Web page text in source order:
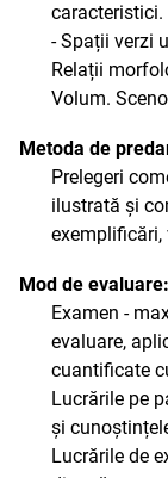
caracteristici.
- Spații verzi
Relații
Volum.
Metoda de
Prelegeri
ilustrată și
exemplificări,
Mod de evaluare:
Examen -
evaluare,
cuantificate
Lucrările pe
și
Lucrările de